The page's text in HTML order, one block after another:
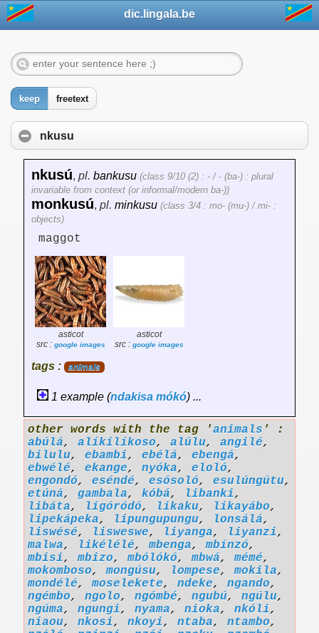
dic.lingala.be
keep freetext
nkusu
nkusú, pl. bankusu (class 9/10 (2) : - / - (ba-) : plural
invariable from context (or informal/modern ba-))
monkusú, pl. minkusu (class 3/4 : mo- (mu-) / mi- :
objects)
maggot
asticot
src : google images
asticot
src : google images
tags : animals
1 example (ndakisa mókó) ...
other words with the tag 'animals ' :
abúlá, alíkilíkoso, alúlu, angilé,
bilulu, ebambi, ebélá, ebengá,
ebwélé, ekange, nyóka, eloló,
engondó, eséndé, esósoló, esulúngútu,
etúná, gambala, kóbá, libanki,
libáta, ligóródó, likaku, likayábo,
lipekápeka, lipungupungu, lonsálá,
liswésé, lisweswe, liyanga, liyanzi,
malwa, likélélé,mbenga,mbínzó,
mbisi,mbizo,mbólókó,mbwá,mémé,
mokomboso,mongúsu, lompese,mokila,
mondélé,moselekete, ndeke, ngando,
ngémbo, ngolo, ngómbé, ngubú, ngúlu,
ngúma, ngungi, nyama, nioka, nkóli,
niaou, nkosi, nkoyi, ntaba, ntambo,